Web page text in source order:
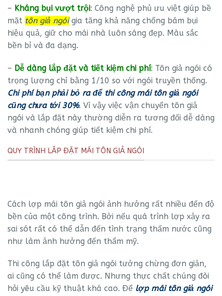
– Kháng bụi vượt trội: Công nghệ phủ ưu việt giúp bề
mặt tôn giả ngóigia tăng khả năng chống bám bụi
hiệu quả, giữ cho mái nhà luôn sáng đẹp. Màu sắc
bền bỉ và đa dạng.
– Dễ dàng lắp đặt và tiết kiệm chi phí: Tôn giả ngói có
trọng lượng chỉ bằng 1/10 so với ngói truyền thống.
Chi phí bạn phải bỏ ra để thi công mái tôn giả ngói
cũng chưa tới 30%. Vì vậy việc vận chuyển tôn giả
ngói và lắp đặt này thường diễn ra tương đối dễ dàng
và nhanh chóng giúp tiết kiệm chi phí.
QUY TRÌNH LẮP ĐẶT MÁI TÔN GIẢ NGÓI
Cách lợp mái tôn giả ngói ảnh hưởng rất nhiều đến độ
bền của một công trình. Bởi nếu quá trình lợp xảy ra
sai sót rất có thể dẫn đến tình trạng thấm nước cũng
như làm ảnh hưởng đến thẩm mỹ.
Thi công lắp đặt tôn giả ngói tưởng chừng đơn giản,
ai cũng có thể làm được. Nhưng thực chất chúng đòi
hỏi yêu cầu kỹ thuật khá cao. Để lợp mái tôn giả ngói